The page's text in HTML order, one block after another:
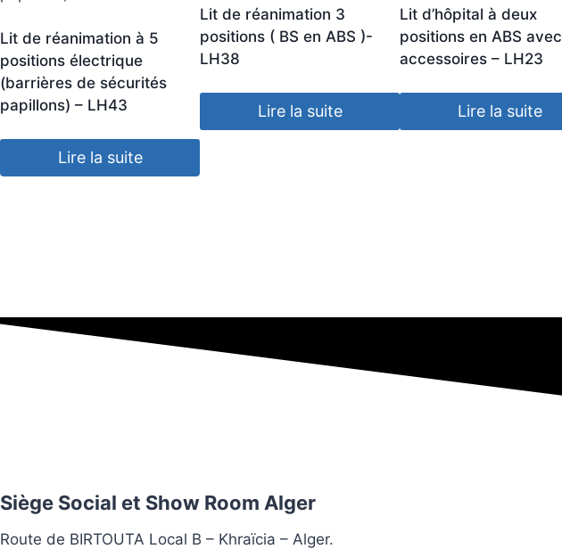
Lit de réanimation à 5
positions électrique
(barrières de sécurités
papillons) – LH43
Lire la suite
Lit de réanimation 3
positions ( BS en ABS )-
LH38
Lire la suite
Lit d’hôpital à deux
positions en ABS avec
accessoires – LH23
Lire la suite
Siège Social et Show Room Alger
Route de BIRTOUTA Local B – Khraïcia – Alger.